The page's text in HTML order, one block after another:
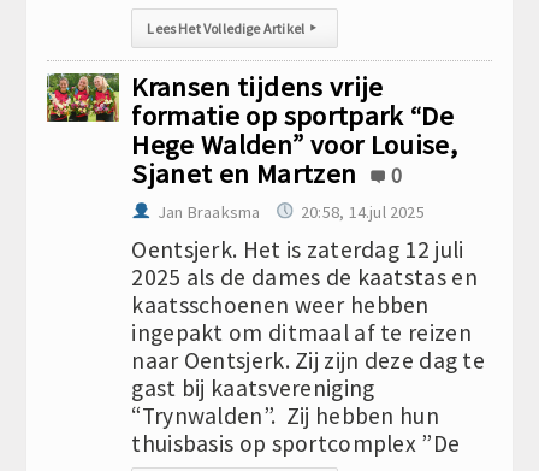
Lees Het Volledige Artikel ▸
Kransen tijdens vrije
formatie op sportpark “De
Hege Walden” voor Louise,
Sjanet en Martzen
0
Jan Braaksma 20:58, 14.jul 2025
Oentsjerk. Het is zaterdag 12 juli
2025 als de dames de kaatstas en
kaatsschoenen weer hebben
ingepakt om ditmaal af te reizen
naar Oentsjerk. Zij zijn deze dag te
gast bij kaatsvereniging
“Trynwalden”. Zij hebben hun
thuisbasis op sportcomplex ”De